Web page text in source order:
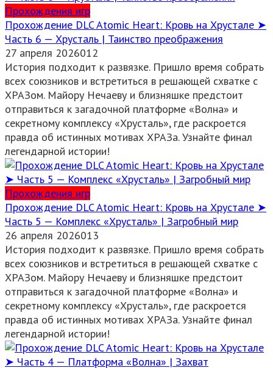
Прохождения игр
Прохождение DLC Atomic Heart: Кровь на Хрустале ➤
Часть 6 — Хрусталь | Таинство преображения
27 апреля 2026012
История подходит к развязке. Пришло время собрать
всех союзников и встретиться в решающей схватке с
ХРАЗом. Майору Нечаеву и близняшке предстоит
отправиться к загадочной платформе «Волна» и
секретному комплексу «Хрусталь», где раскроется
правда об истинных мотивах ХРАЗа. Узнайте финал
легендарной истории!
Прохождения игр
Прохождение DLC Atomic Heart: Кровь на Хрустале ➤
Часть 5 — Комплекс «Хрусталь» | Загробный мир
26 апреля 2026013
История подходит к развязке. Пришло время собрать
всех союзников и встретиться в решающей схватке с
ХРАЗом. Майору Нечаеву и близняшке предстоит
отправиться к загадочной платформе «Волна» и
секретному комплексу «Хрусталь», где раскроется
правда об истинных мотивах ХРАЗа. Узнайте финал
легендарной истории!